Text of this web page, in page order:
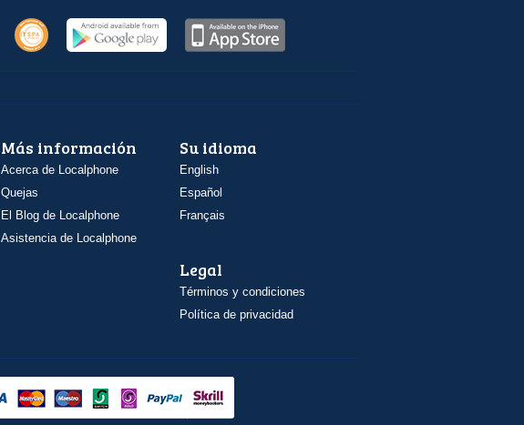
Más información
Acerca de Localphone
Quejas
El Blog de Localphone
Asistencia de Localphone
Su idioma
English
Español
Français
Legal
Términos y condiciones
Política de privacidad